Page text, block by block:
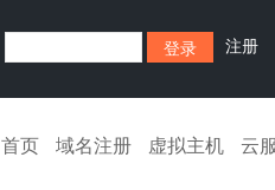
注册
首页 域名注册 虚拟主机 云